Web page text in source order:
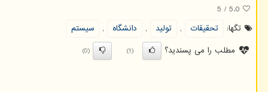
5.0
/
5
تگها:
تحقیقات , تولید , دانشگاه ,
سیستم
مطلب را می پسندید؟
(1)
(0)